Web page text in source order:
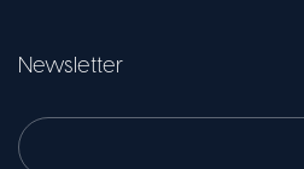
Newsletter